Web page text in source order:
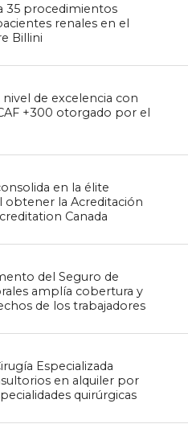
35 procedimientos
renales en el
Billini
nivel de excelencia con
+300 otorgado por el
en la élite
obtener la Acreditación
Canada
del Seguro de
amplía cobertura y
de los trabajadores
Especializada
en alquiler por
quirúrgicas